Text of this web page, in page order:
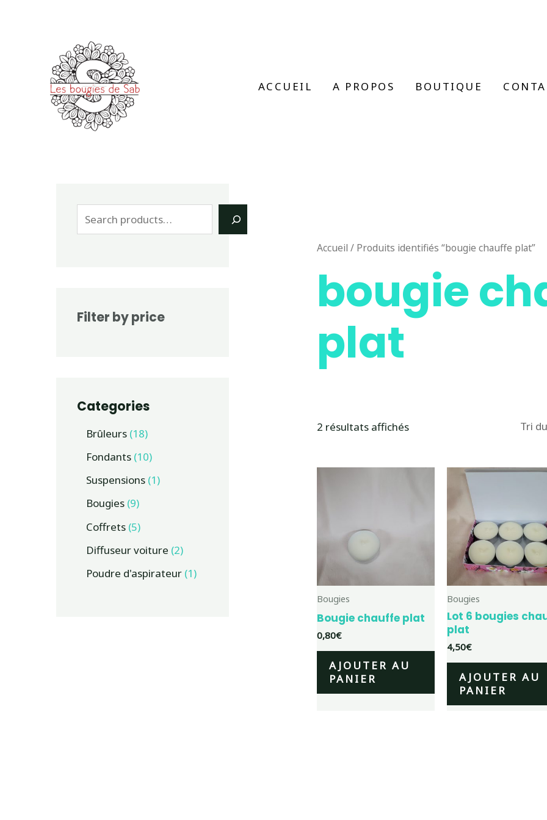
ACCUEIL A PROPOS BOUTIQUE
Filter by price
Categories
Brûleurs 18
Fondants 10
Suspensions 1
Bougies 9
Coffrets 5
Diffuseur voiture 2
Poudre d'aspirateur 1
Accueil / Produits identifiés “bougie chauffe plat”
bougie
plat
2 résultats affichés
Bougies
Bougie chauffe plat
0,80€
AJOUTER AU
PANIER
Bougies
Lot 6 bougies
plat
4,50€
AJOUTER AU
PANIER